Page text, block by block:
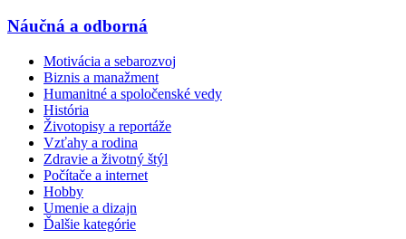
Náučná a odborná
Motivácia a sebarozvoj
Biznis a manažment
Humanitné a spoločenské vedy
História
Životopisy a reportáže
Vzťahy a rodina
Zdravie a životný štýl
Počítače a internet
Hobby
Umenie a dizajn
Ďalšie kategórie